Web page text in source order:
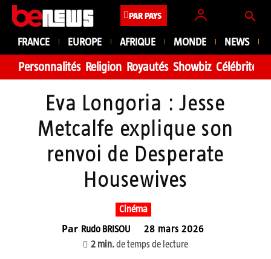
PAR PAYS
FRANCE EUROPE AFRIQUE MONDE NEWS
Personnalités Religion Royautés Showbiz Célébrité
Eva Longoria : Jesse
Metcalfe explique son
renvoi de Desperate
Housewives
Cinéma
Par Rudo BRISOU
28 mars 2026
2 min.de temps de lecture